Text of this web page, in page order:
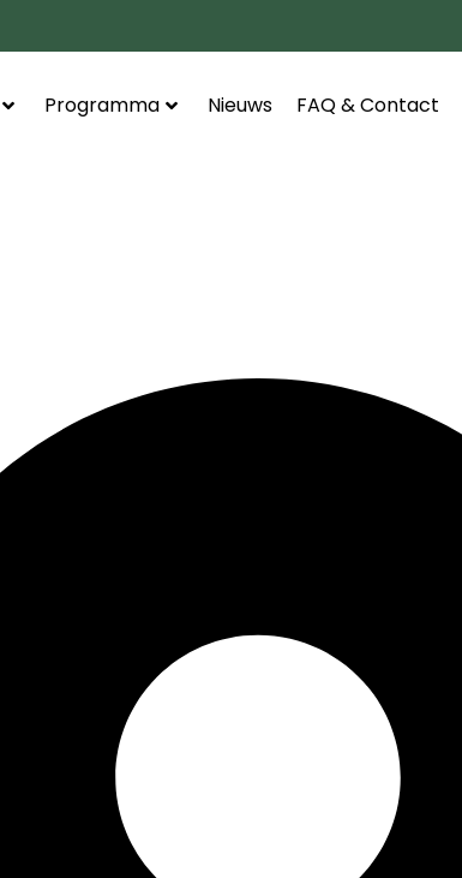
Programma Nieuws FAQ & Contact